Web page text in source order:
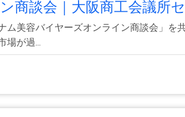
商談会｜大阪商工会議所
ム美容バイヤーズオンライン商談会」
場が過...